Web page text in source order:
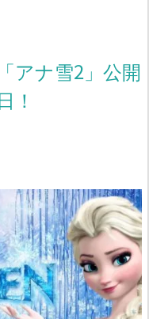
アナ雪2」公開
！